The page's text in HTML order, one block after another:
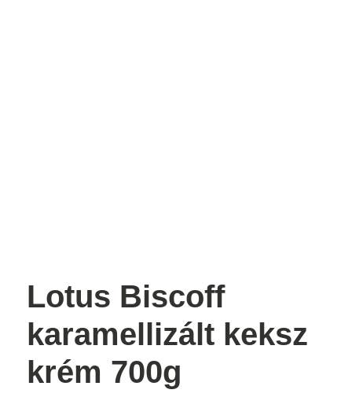
Lotus Biscoff
karamellizált keksz
krém 700g